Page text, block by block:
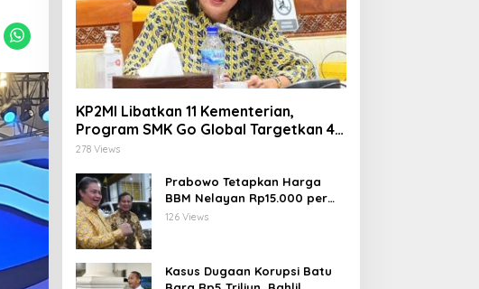
KP2MI Libatkan 11 Kementerian,
Program SMK Go Global Targetkan 40
Ribu Peserta Tahun Ini
278 Views
Prabowo Tetapkan Harga
BBM Nelayan Rp15.000 per
Liter, Berlaku untuk Kapal 30-
126 Views
Kasus Dugaan Korupsi Batu